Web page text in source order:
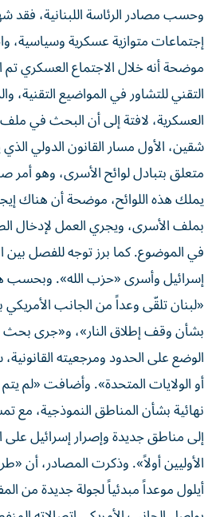
إجتماعات متوازية عسكرية وسياسية،
موضحة أنه خلال الاجتماع العسكري
التقني للتشاور في المواضيع التقنية،
العسكرية، لافتة إلى أن البحث في
شقين، الأول مسار القانون الدولي
متعلق بتبادل لوائح الأسرى، وهو أمر
يملك هذه اللوائح، موضحة أن هناك
بملف الأسرى، ويجري العمل لإدخال
في الموضوع. كما برز توجه للفصل بين
إسرائيل وأسرى «حزب الله». وبحسب
«لبنان تلقّى وعداً من الجانب
بشأن وقف إطلاق النار»، و«جرى بحث
الوضع على الحدود ومرجعيته
أو ​الولايات المتحدة​». وأضافت «لم
نهائية بشأن المناطق النموذجية، مع
إلى مناطق جديدة وإصرار إسرائيل
الأوليين أولاً». وذكرت المصادر، أن
أيلول موعداً مبدئياً لجولة جديدة من